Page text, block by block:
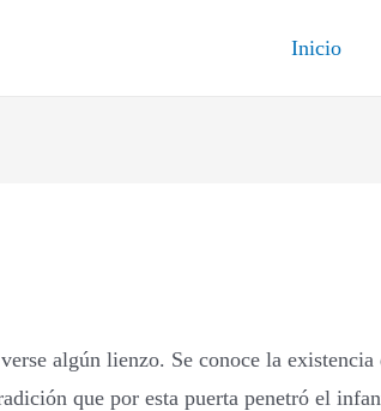
Inicio
algún lienzo. Se conoce la existencia
que por esta puerta penetró el